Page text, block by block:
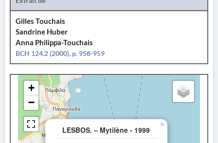
Gilles Touchais
Sandrine Huber
Anna Philippa-Touchais
BCH 124.2 (2000), p. 958-959
LESBOS. – Mytilène - 1999
×
+
−